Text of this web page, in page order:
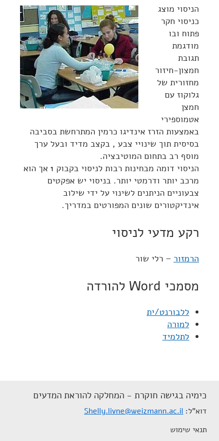
הניסוי מוצג
כניסוי חקר
פתוח ובו
מודגמת
תגובת
חמצון-חיזור
מחזורית של
גלוקוז עם
חמצן
אטמוספירי
באמצעות הזרז אינדיגו כרמין המתרחשת בסביבה
בסיסית תוך שינויי צבע , בקצב מדיד ובעל ערך
מוסף רב בתחום המוטיבציה.
הניסוי דומה מבחינות רבות לניסוי בקבוק 1 אך הוא
מרכב יותר ודרמטי יותר. בניסוי יש אפקטים
צבעוניים הניתנים לשינוי על ידי שילוב
אינדיקטורים שונים המפורטים במדריך.
רקע מדעי לניסוי
הרמזור – רלי שור
מסמכי Word להורדה
ללבורנט/ית
למורה
לתלמיד
כימיה בגישה חוקרת - המחלקה להוראת המדעים
דוא"ל Shelly.livne@weizmann.ac.il
תנאי שימוש